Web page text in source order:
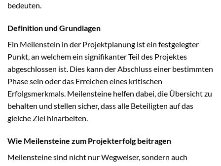
bedeuten.
Definition und Grundlagen
Ein Meilenstein in der Projektplanung ist ein festgelegter
Punkt, an welchem ein signifikanter Teil des Projektes
abgeschlossen ist. Dies kann der Abschluss einer bestimmten
Phase sein oder das Erreichen eines kritischen
Erfolgsmerkmals. Meilensteine helfen dabei, die Übersicht zu
behalten und stellen sicher, dass alle Beteiligten auf das
gleiche Ziel hinarbeiten.
Wie Meilensteine zum Projekterfolg beitragen
Meilensteine sind nicht nur Wegweiser, sondern auch